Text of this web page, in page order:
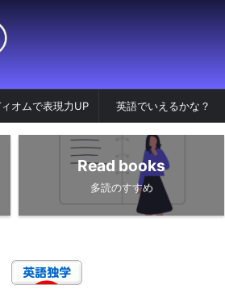
オムで表現力UP 英語でいえるかな？
Read books
多読のすすめ